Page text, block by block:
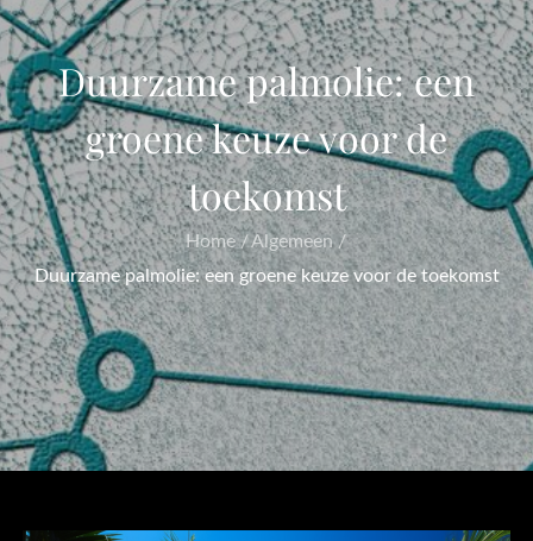
Duurzame palmolie: een
groene keuze voor de
toekomst
Home
Algemeen
Duurzame palmolie: een groene keuze voor de toekomst